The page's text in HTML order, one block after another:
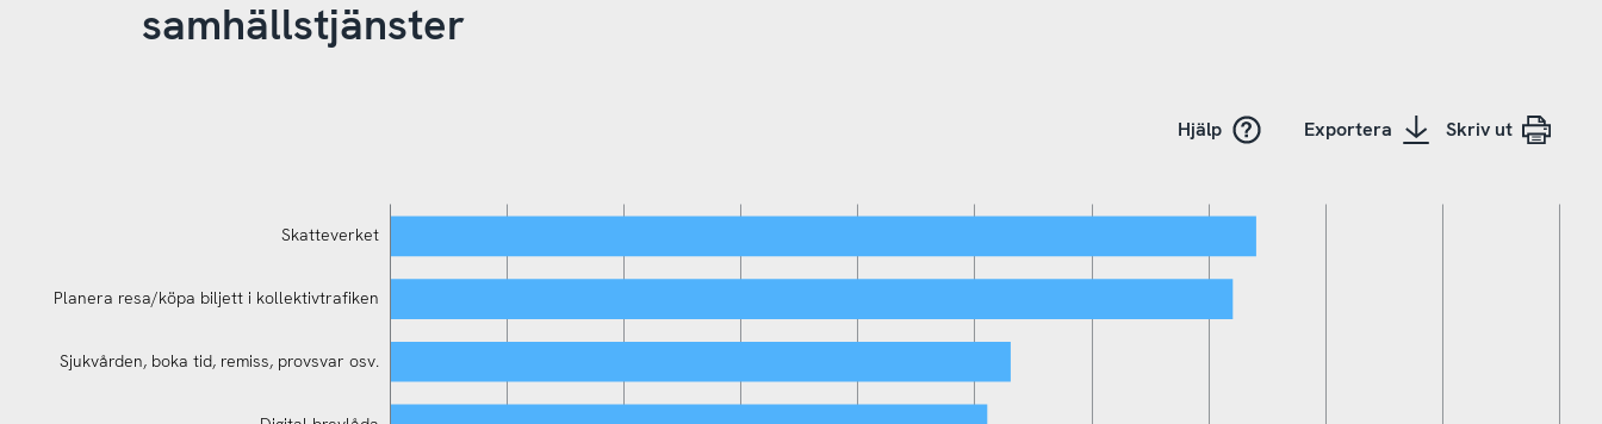
samhällstjänster
Hjälp Exportera Skriv ut
Skatteverket
Planera resa/köpa biljett i kollektivtrafiken
Sjukvården, boka tid, remiss, provsvar osv.